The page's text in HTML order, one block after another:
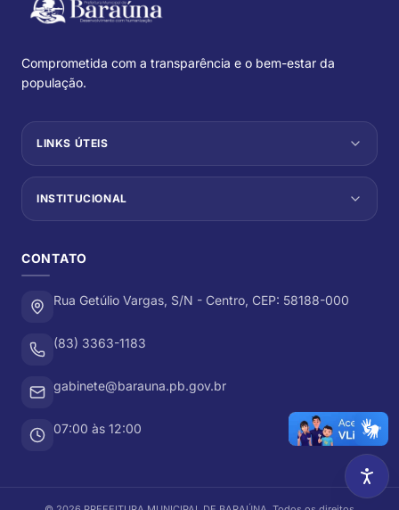
Comprometida com a transparência e o bem-estar da
população.
LINKS ÚTEIS
INSTITUCIONAL
CONTATO
Rua Getúlio Vargas, S/N - Centro, CEP: 58188-000
(83) 3363-1183
gabinete@barauna.pb.gov.br
07:00 às 12:00